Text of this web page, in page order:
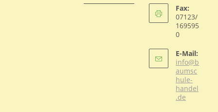
in
your
application
Fax:
07123/
169595
0
E-Mail:
info@b
aumsc
hule-
handel
.de